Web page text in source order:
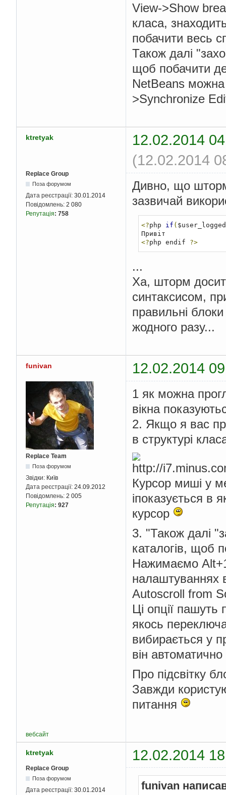
View->Show
класа,
побачити весь
Також далі
щоб побачити
NetBeans
>Synchronize
ktretyak
12.02.2014
(12.02.2014
Replace Group
Поза форумом
Дата реєстрації: 30.01.2014
Повідомлень: 2 080
Репутація: 758
Дивно, що шторм
зазвичай
<?php if (
<?php endif ?>
...
Ха, шторм
синтаксисом,
правильні
жодного разу...
funivan 12.02.2014
Replace Team
Поза форумом
Звідки: Київ
Дата реєстрації: 24.09.2012
Повідомлень: 2 005
Репутація: 927
1 як можна
вікна
2. Якщо я вас
в структурі
Курсор миші у
іпоказується в
курсор
3. "Також далі
каталогів, щоб
Нажимаємо
налаштуваннях
Autoscroll from
Ці опції
якось
вибирається у
він
Про підсвітку
Завжди
питання
вебсайт
ktretyak 12.02.2014
Replace Group
Поза форумом
Дата реєстрації: 30.01.2014
funivan